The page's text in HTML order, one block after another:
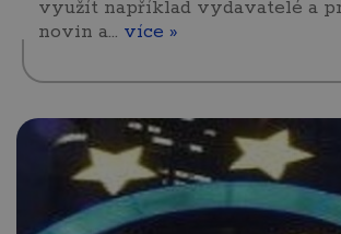
využít například vydavatelé a
novin a… více »